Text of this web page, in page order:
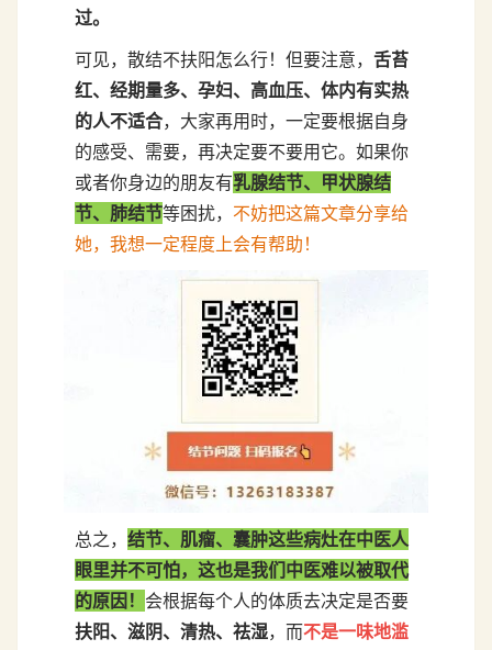
过。
可见，散结不扶阳怎么行！但要注意， 舌苔
红、经期量多、孕妇、高血压、体内有实热
的人不适合，大家再用时，一定要根据自身
的感受、需要，再决定要不要用它。如果你
或者你身边的朋友有乳腺结节、甲状腺结
节、肺结节等困扰， 不妨把这篇文章分享给
她，我想一定程度上会有帮助！
总之， 结节、肌瘤、囊肿这些病灶在中医人
眼里并不可怕，这也是我们中医难以被取代
的原因！ 会根据每个人的体质去决定是否要
扶阳、滋阴、清热、祛湿，而不是一味地滥